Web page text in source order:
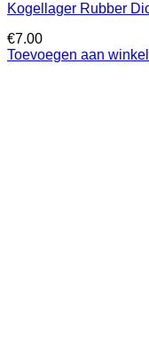
Kogellager Rubber
€7.00
Toevoegen aan